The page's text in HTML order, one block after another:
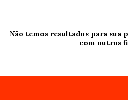
Não temos resultados para sua
com outros